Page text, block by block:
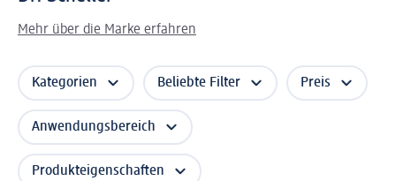
Mehr über die Marke erfahren
Kategorien Beliebte Filter Preis
Anwendungsbereich
Produkteigenschaften